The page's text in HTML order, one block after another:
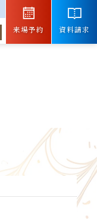
来場予約
資料請求